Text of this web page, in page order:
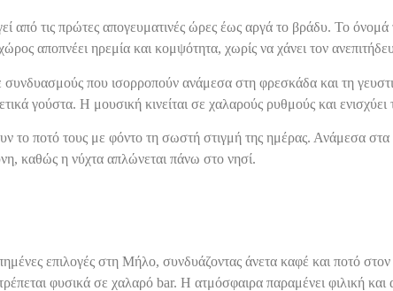
από τις πρώτες απογευματινές ώρες έως αργά το βράδυ. Το
αποπνέει ηρεμία και κομψότητα, χωρίς να χάνει τον
συνδυασμούς που ισορροπούν ανάμεσα στη φρεσκάδα και τη
γούστα. Η μουσική κινείται σε χαλαρούς ρυθμούς και ενισχύει
το ποτό τους με φόντο τη σωστή στιγμή της ημέρας. Ανάμεσα στα
καθώς η νύχτα απλώνεται πάνω στο νησί.
επιλογές στη Μήλο, συνδυάζοντας άνετα καφέ και ποτό
φυσικά σε χαλαρό bar. Η ατμόσφαιρα παραμένει φιλική και